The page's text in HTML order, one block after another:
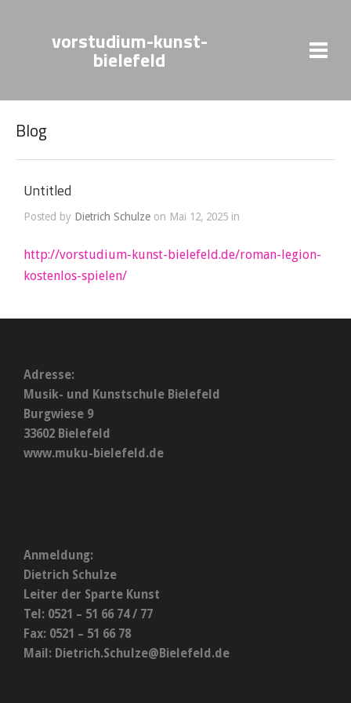
vorstudium-kunst-
bielefeld
Blog
Untitled
Posted by Dietrich Schulze on Mai 12, 2025 in
http://vorstudium-kunst-bielefeld.de/roman-legion-
kostenlos-spielen/
Adresse:
Musik- und Kunstschule Bielefeld
Burgwiese 9
33602 Bielefeld
www.muku-bielefeld.de
Anmeldung:
Dietrich Schulze
Leiter der Sparte Kunst
Tel: 0521 – 51 66 74 / 77
Fax: 0521 – 51 66 78
Mail: Dietrich.Schulze@Bielefeld.de